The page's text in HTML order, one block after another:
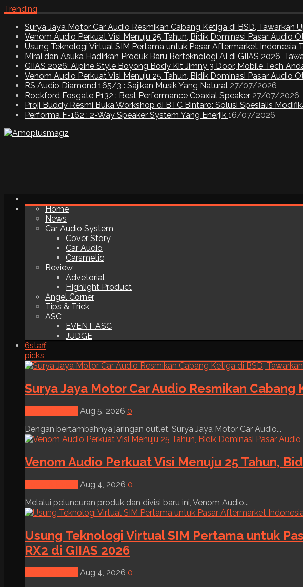
Trending
Surya Jaya Motor Car Audio Resmikan Cabang Ketiga di BSD, Tawarkan
Venom Audio Perkuat Visi Menuju 25 Tahun, Bidik Dominasi Pasar Audio
Usung Teknologi Virtual SIM Pertama untuk Pasar Aftermarket Indonesia
Mirai dan Asuka Hadirkan Produk Baru Berteknologi AI di GIIAS 2026,
GIIAS 2026: Alpine Style Boyong Body Kit Jimny 3 Door, Mobile Tech
Venom Audio Perkuat Visi Menuju 25 Tahun, Bidik Dominasi Pasar Audio
RS Audio Diamond 165/3 : Sajikan Musik Yang Natural 27/07/2026
Rockford Fosgate P132 : Best Performance Coaxial Speaker 27/07/2026
Proji Buddy Resmi Buka Workshop di BTC Bintaro: Solusi Spesialis
Performa F-162 : 2-Way Speaker System Yang Enerjik 16/07/2026
Home
News
Car Audio System
Cover Story
Car Audio
Carsmetic
Review
Advetorial
Highlight Product
Angel Corner
Tips & Trick
ASC
EVENT ASC
JUDGE
6staff
picks
Surya Jaya Motor Car Audio Resmikan
Aug 5, 2026 0
Dengan bertambahnya jaringan outlet, Surya Jaya Motor Car Audio...
Venom Audio Perkuat Visi Menuju 25 Tahun,
Aug 4, 2026 0
Melalui peluncuran produk dan divisi baru ini, Venom Audio...
Usung Teknologi Virtual SIM Pertama untuk
RX2 di GIIAS 2026
Aug 4, 2026 0